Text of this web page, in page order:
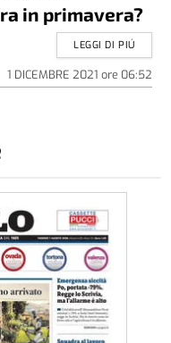
in primavera?
1 DICEMBRE 2021 ore 06:52
LEGGI DI PIÚ